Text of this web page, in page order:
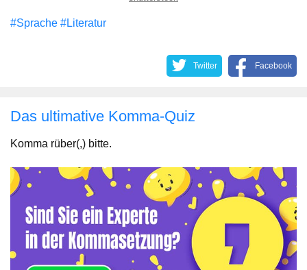
#Sprache #Literatur
Twitter Facebook
Das ultimative Komma-Quiz
Komma rüber(,) bitte.